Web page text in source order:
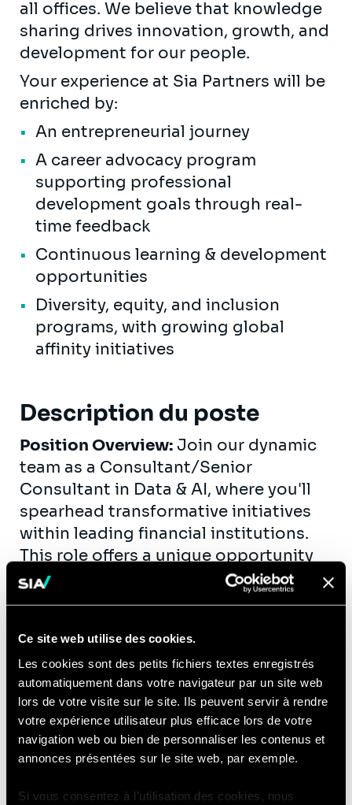
Ce site web utilise des cookies.
Les cookies sont des petits fichiers textes enregistrés
automatiquement dans votre navigateur par un site web
lors de votre visite sur le site. Ils peuvent servir à rendre
votre expérience utilisateur plus efficace lors de votre
navigation web ou bien de personnaliser les contenus et
annonces présentées sur le site web, par exemple.
Si vous consentez à l’utilisation des cookies, nous
all offices. We believe that knowledge
sharing drives innovation, growth, and
development for our people.
Your experience at Sia Partners will be
enriched by:
An entrepreneurial journey
A career advocacy program
supporting professional
development goals through real-
time feedback
Continuous learning & development
opportunities
Diversity, equity, and inclusion
programs, with growing global
affinity initiatives
Description du poste
Position Overview: Join our dynamic
team as a Consultant/Senior
Consultant in Data & AI, where you'll
spearhead transformative initiatives
within leading financial institutions.
This role offers a unique opportunity
to drive innovation across technology,
data, and AI, shaping the landscape of
strategies.
Key Responsibilities:
Collaborate with managers and key
stakeholders to ensure the
successful execution of client
initiatives, with a focus on
conceptualizing, designing, and